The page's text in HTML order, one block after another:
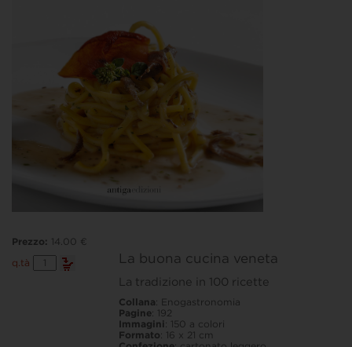
La buona cucina veneta
La tradizione in 100 ricette
Collana: Enogastronomia
Pagine: 192
Immagini: 150 a colori
Formato: 16 x 21 cm
Prezzo: 14.00 €
q.tà
buona